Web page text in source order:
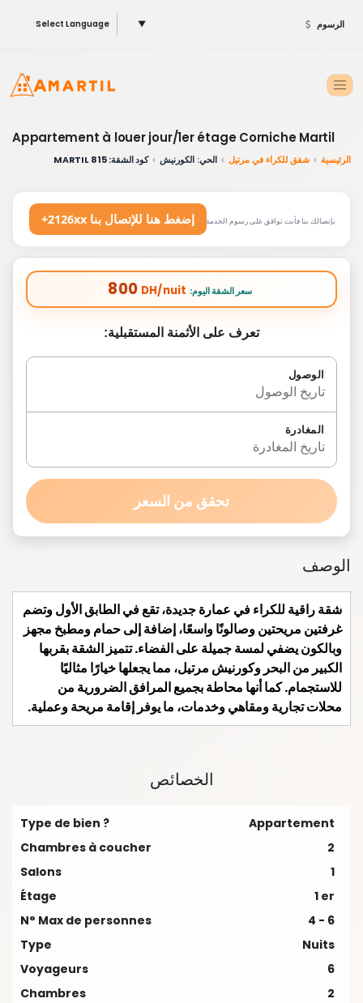
Select Language ▼ الرسوم
Appartement à louer jour/1er étage Corniche Martil
الرئيسية شقق للكراء في مرتيل الحي: الكورنيش كود الشقة: 815 MARTIL
+2126xx إضغط هنا للإتصال بنا بإتصالك بنا فأنت توافق على رسوم الخدمة
800 DH/nuit :سعر الشقة اليوم
تعرف على الأثمنة المستقبلية:
الوصول
تاريخ الوصول
المغادرة
تاريخ المغادرة
تحقق من السعر
الوصف
شقة راقية للكراء في عمارة جديدة، تقع في الطابق الأول وتضم
غرفتين مريحتين وصالونًا واسعًا، إضافة إلى حمام ومطبخ مجهز
وبالكون يضفي لمسة جميلة على الفضاء. تتميز الشقة بقربها
الكبير من البحر وكورنيش مرتيل، مما يجعلها خيارًا مثاليًا
للاستجمام. كما أنها محاطة بجميع المرافق الضرورية من
محلات تجارية ومقاهي وخدمات، ما يوفر إقامة مريحة وعملية.
الخصائص
Type de bien ?
Appartement
Chambres à coucher
2
Salons
1
Étage
1 er
N° Max de personnes
4 - 6
Type
Nuits
Voyageurs
6
Chambres
2